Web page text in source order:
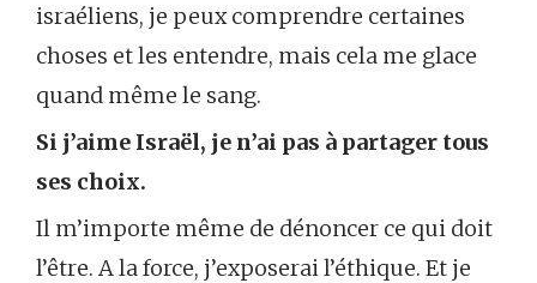
israéliens, je peux comprendre certaines
choses et les entendre, mais cela me glace
quand même le sang.
Si j’aime Israël, je n’ai pas à partager tous
ses choix.
Il m’importe même de dénoncer ce qui doit
l’être. A la force, j’exposerai l’éthique. Et je